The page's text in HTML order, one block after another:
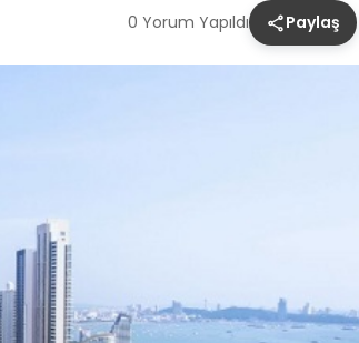
0 Yorum Yapıldı Paylaş